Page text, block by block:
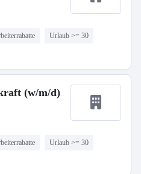
Urlaub >= 30
(w/m/d)
Urlaub >= 30